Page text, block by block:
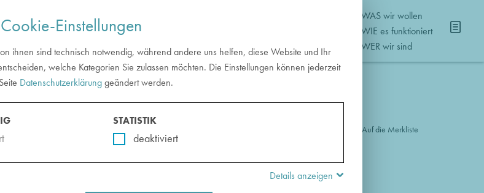
METHODEN IMPULSE
WAS wir wollen
WIE es funktioniert
WER wir sind
Auf die Merkliste
Cookie-Einstellungen
ihnen sind technisch notwendig, während andere uns helfen, diese Website und Ihr
welche Kategorien Sie zulassen möchten. Die Einstellungen können jederzeit
Datenschutzerklärunggeändert werden.
STATISTIK
deaktiviert
Details anzeigen